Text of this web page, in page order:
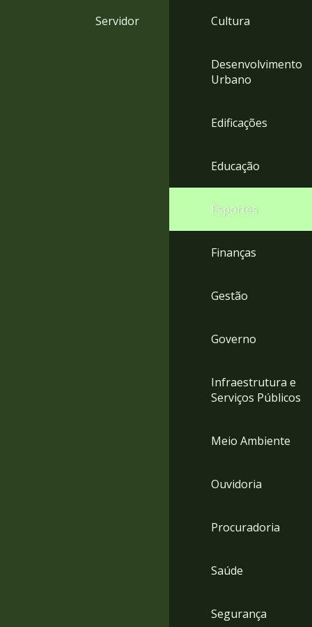
Servidor Cultura
Desenvolvimento
Urbano
Edificações
Educação
Esportes
Finanças
Gestão
Governo
Infraestrutura e
Serviços Públicos
Meio Ambiente
Ouvidoria
Procuradoria
Saúde
Segurança